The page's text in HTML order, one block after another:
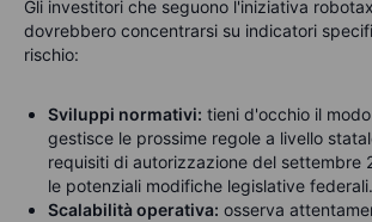
Gli investitori che seguono l'iniziativa
dovrebbero concentrarsi su indicatori
rischio:
Sviluppi normativi: tieni d'occhio il
gestisce le prossime regole a livello
requisiti di autorizzazione del settembre
le potenziali modifiche legislative federali.
Scalabilità operativa: osserva